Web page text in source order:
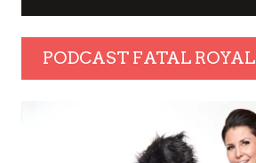
PODCAST FATAL ROYAL